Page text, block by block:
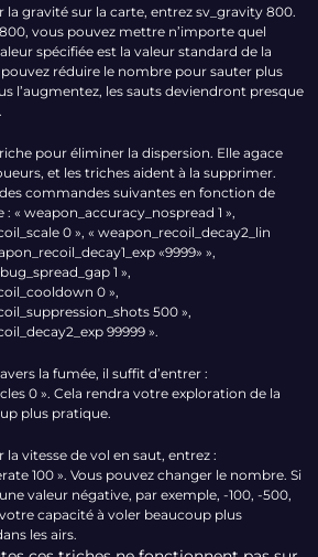
la gravité sur la carte, entrez sv_gravity 800.
vous pouvez mettre n’importe quel
spécifiée est la valeur standard de la
réduire le nombre pour sauter plus
l’augmentez, les sauts deviendront presque
pour éliminer la dispersion. Elle agace
et les triches aident à la supprimer.
des commandes suivantes en fonction de
: « weapon_accuracy_nospread 1 »,
0 », « weapon_recoil_decay2_lin
«9999» »,
1 »,
0 »,
500 »,
99999 ».
la fumée, il suffit d’entrer :
0 ». Cela rendra votre exploration de la
plus pratique.
la vitesse de vol en saut, entrez :
100 ». Vous pouvez changer le nombre. Si
valeur négative, par exemple, -100, -500,
capacité à voler beaucoup plus
les airs.